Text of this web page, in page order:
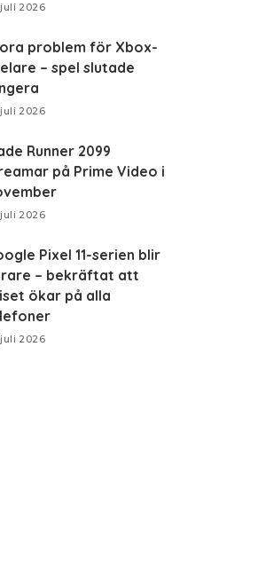
2026
problem för Xbox-
– spel slutade
2026
Runner 2099
på Prime Video i
2026
Pixel 11-serien blir
– bekräftat att
ökar på alla
2026